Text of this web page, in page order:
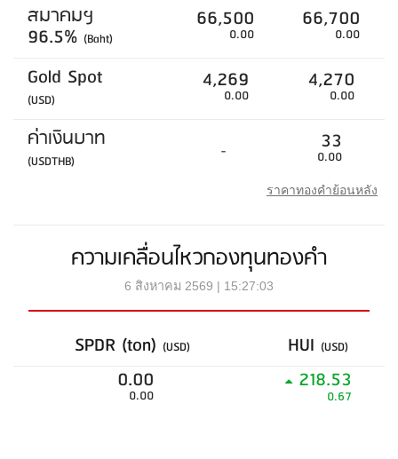
สมาคมฯ
96.5% (Baht)
66,500
0.00
66,700
0.00
Gold Spot
(USD)
4,269
0.00
4,270
0.00
ค่าเงินบาท
(USDTHB) - 33
0.00
ราคาทองคำย้อนหลัง
ความเคลื่อนไหวกองทุนทองคำ
6 สิงหาคม 2569 | 15:27:03
SPDR (ton) (USD) HUI (USD)
0.00
0.00
218.53
0.67